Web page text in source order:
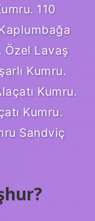
110
Özel Lavaş
Kumru.
Kumru.
Kumru.
Sandviç